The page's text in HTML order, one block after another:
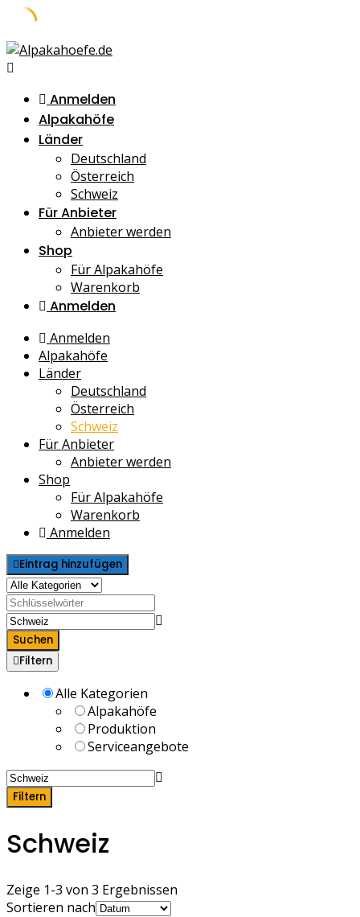
Skip
to
Anmelden
Alpakahöfe
Länder
Deutschland
Österreich
Schweiz
Für Anbieter
Anbieter werden
Shop
Für Alpakahöfe
Warenkorb
Anmelden
Anmelden
Alpakahöfe
Länder
Deutschland
Österreich
Schweiz
Für Anbieter
Anbieter werden
Shop
Für Alpakahöfe
Warenkorb
Anmelden
Eintrag hinzufügen
Suchen
Filtern
Alle Kategorien
Alpakahöfe
Produktion
Serviceangebote
Filtern
Schweiz
Zeige 1-3 von 3 Ergebnissen
Sortieren nach